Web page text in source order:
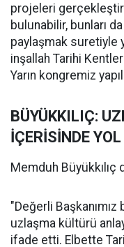
projeleri
bulunabilir, bunları
paylaşmak suretiyle
inşallah Tarihi
Yarın kongremiz
BÜYÜKKILIÇ:
İÇERİSİNDE
Memduh Büyükkılıç
"Değerli
uzlaşma kültürü
ifade etti. Elbette